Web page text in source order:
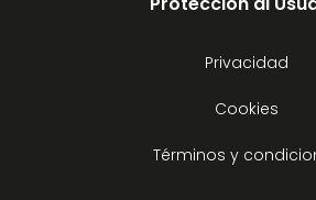
Privacidad
Cookies
Términos y